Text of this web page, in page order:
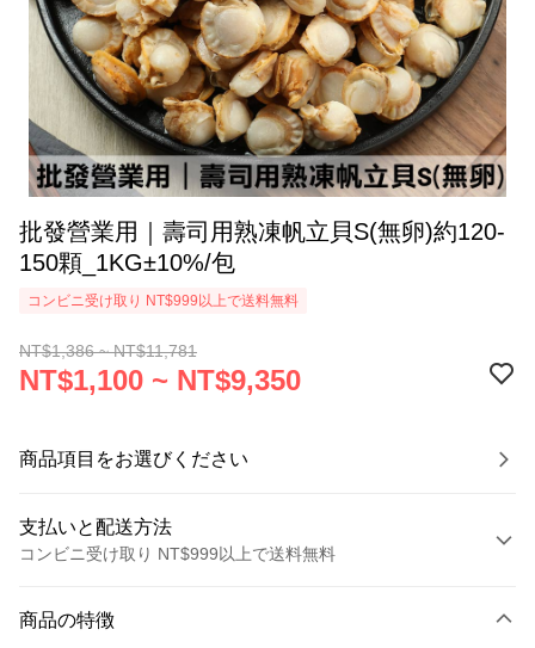
批發營業用｜壽司用熟凍帆立貝S(無卵)約120-
150顆_1KG±10%/包
コンビニ受け取り NT$999以上で送料無料
NT$1,386 ~ NT$11,781
NT$1,100 ~ NT$9,350
商品項目をお選びください
支払いと配送方法
コンビニ受け取り NT$999以上で送料無料
クレジットカード1回払い
商品の特徴